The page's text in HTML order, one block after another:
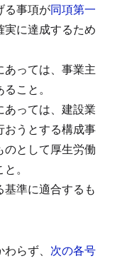
る事項が同項第一
に達成するため
あっては、事業主
こと。
あっては、建設業
おうとする構成事
として厚生労働
。
準に適合するも
らず、 次の各号